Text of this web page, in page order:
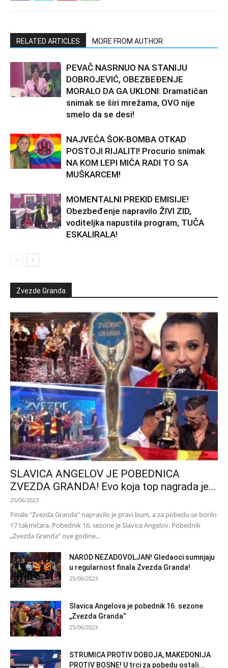
RELATED ARTICLES MORE FROM AUTHOR
PEVAČ NASRNUO NA STANIJU
DOBROJEVIĆ, OBEZBEĐENJE
MORALO DA GA UKLONI: Dramatičan
snimak se širi mrežama, OVO nije
smelo da se desi!
NAJVEĆA ŠOK-BOMBA OTKAD
POSTOJI RIJALITI! Procurio snimak
NA KOM LEPI MIĆA RADI TO SA
MUŠKARCEM!
MOMENTALNI PREKID EMISIJE!
Obezbeđenje napravilo ŽIVI ZID,
voditeljka napustila program, TUČA
ESKALIRALA!
Zvezde Granda
SLAVICA ANGELOV JE POBEDNICA
ZVEZDA GRANDA! Evo koja top nagrada je...
25/06/2023
Finale "Zvezda Granda" napravilo je pravi bum, a za pobedu se borilo
17 takmičara. Pobednik 16. sezone je Slavica Angelov. Pobednik
„Zvezda Granda“ ove godine...
NAROD NEZADOVOLJAN! Gledaoci sumnjaju
u regularnost finala Zvezda Granda!
25/06/2023
Slavica Angelova je pobednik 16. sezone
„Zvezda Granda“
25/06/2023
STRUMICA PROTIV DOBOJA, MAKEDONIJA
PROTIV BOSNE! U trci za pobedu ostali...